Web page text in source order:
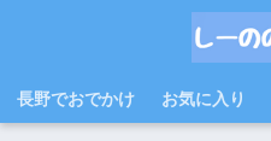
長野でおでかけ お気に入り